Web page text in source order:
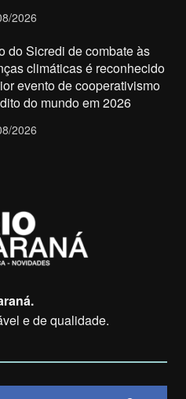
2026
do Sicredi de combate às
climáticas é reconhecido
evento de cooperativismo
do mundo em 2026
2026
e de qualidade.